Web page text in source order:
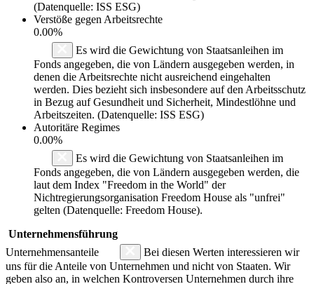
(Datenquelle: ISS ESG)
Verstöße gegen Arbeitsrechte
0.00%
Es wird die Gewichtung von Staatsanleihen im
Fonds angegeben, die von Ländern ausgegeben werden, in
denen die Arbeitsrechte nicht ausreichend eingehalten
werden. Dies bezieht sich insbesondere auf den Arbeitsschutz
in Bezug auf Gesundheit und Sicherheit, Mindestlöhne und
Arbeitszeiten. (Datenquelle: ISS ESG)
Autoritäre Regimes
0.00%
Es wird die Gewichtung von Staatsanleihen im
Fonds angegeben, die von Ländern ausgegeben werden, die
laut dem Index "Freedom in the World" der
Nichtregierungsorganisation Freedom House als "unfrei"
gelten (Datenquelle: Freedom House).
Unternehmensführung
Unternehmensanteile
Bei diesen Werten interessieren wir
uns für die Anteile von Unternehmen und nicht von Staaten. Wir
geben also an, in welchen Kontroversen Unternehmen durch ihre